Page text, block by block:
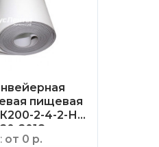
пищевая
2-4-2-НБ
2018
от 0 р.